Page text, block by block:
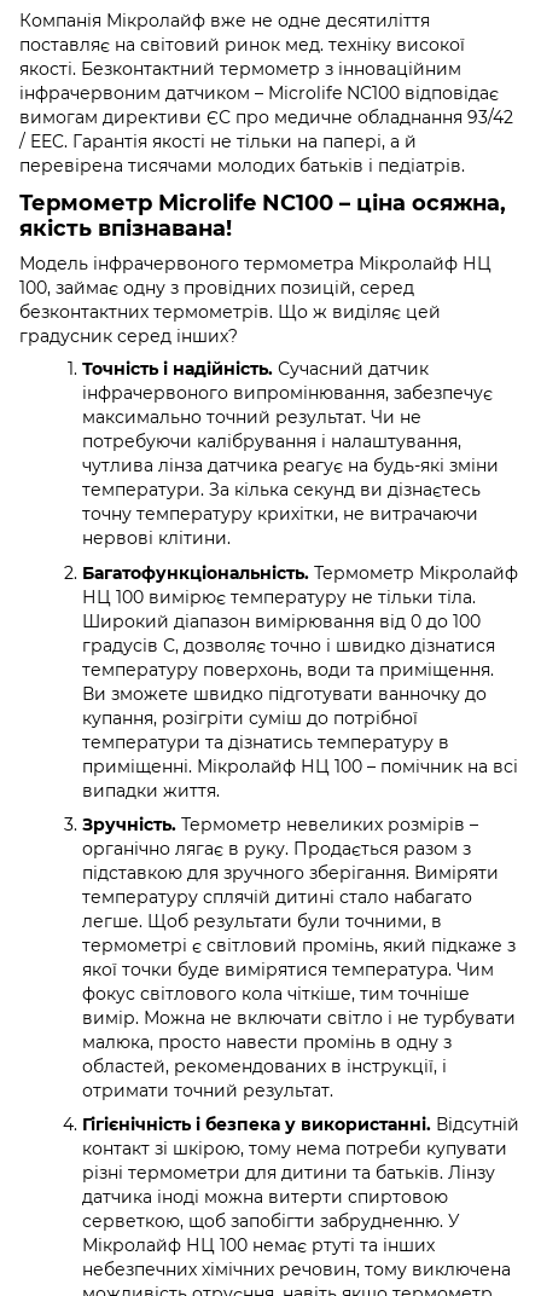
Компанія Мікролайф вже не одне десятиліття
поставляє на світовий ринок мед. техніку високої
якості. Безконтактний термометр з інноваційним
інфрачервоним датчиком – Microlife NC100 відповідає
вимогам директиви ЄС про медичне обладнання 93/42
/ EEC. Гарантія якості не тільки на папері, а й
перевірена тисячами молодих батьків і педіатрів.
Термометр Microlife NC100 – ціна осяжна,
якість впізнавана!
Модель інфрачервоного термометра Мікролайф НЦ
100, займає одну з провідних позицій, серед
безконтактних термометрів. Що ж виділяє цей
градусник серед інших?
Точність і надійність. Сучасний датчик
інфрачервоного випромінювання, забезпечує
максимально точний результат. Чи не
потребуючи калібрування і налаштування,
чутлива лінза датчика реагує на будь-які зміни
температури. За кілька секунд ви дізнаєтесь
точну температуру крихітки, не витрачаючи
нервові клітини.
Багатофункціональність. Термометр Мікролайф
НЦ 100 вимірює температуру не тільки тіла.
Широкий діапазон вимірювання від 0 до 100
градусів С, дозволяє точно і швидко дізнатися
температуру поверхонь, води та приміщення.
Ви зможете швидко підготувати ванночку до
купання, розігріти суміш до потрібної
температури та дізнатись температуру в
приміщенні. Мікролайф НЦ 100 – помічник на всі
випадки життя.
Зручність. Термометр невеликих розмірів –
органічно лягає в руку. Продається разом з
підставкою для зручного зберігання. Виміряти
температуру сплячій дитині стало набагато
легше. Щоб результати були точними, в
термометрі є світловий промінь, який підкаже з
якої точки буде вимірятися температура. Чим
фокус світлового кола чіткіше, тим точніше
вимір. Можна не включати світло і не турбувати
малюка, просто навести промінь в одну з
областей, рекомендованих в інструкції, і
отримати точний результат.
Гігієнічність і безпека у використанні. Відсутній
контакт зі шкірою, тому нема потреби купувати
різні термометри для дитини та батьків. Лінзу
датчика іноді можна витерти спиртовою
серветкою, щоб запобігти забрудненню. У
Мікролайф НЦ 100 немає ртуті та інших
небезпечних хімічних речовин, тому виключена